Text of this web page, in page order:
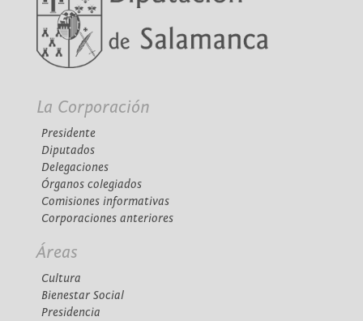
La Corporación
Presidente
Diputados
Delegaciones
Órganos colegiados
Comisiones informativas
Corporaciones anteriores
Áreas
Cultura
Bienestar Social
Presidencia